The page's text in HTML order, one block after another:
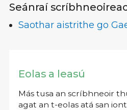
Seánraí
Saothar aistrithe go
Eolas a leasú
Más tusa an scríbhneoir
agat an t-eolas atá san